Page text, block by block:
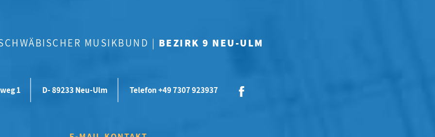
MUSIKBUND | BEZIRK 9 NEU-ULM
1 D- 89233 Neu-Ulm Telefon +49 7307 923937